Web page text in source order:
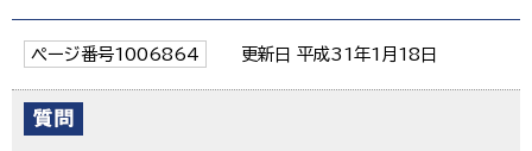
ページ番号1006864 更新日 平成31年1月18日